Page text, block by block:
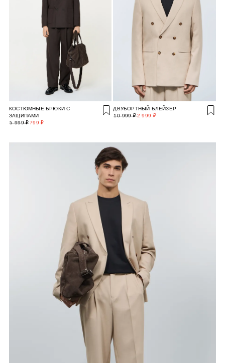
КОСТЮМНЫЕ БРЮКИ С
ЗАЩИПАМИ
799 ₽
5 999 ₽
ДВУБОРТНЫЙ БЛЕЙЗЕР
2 999 ₽
10 999 ₽